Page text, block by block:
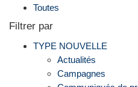
Toutes
Filtrer par
TYPE NOUVELLE
Actualités
Campagnes